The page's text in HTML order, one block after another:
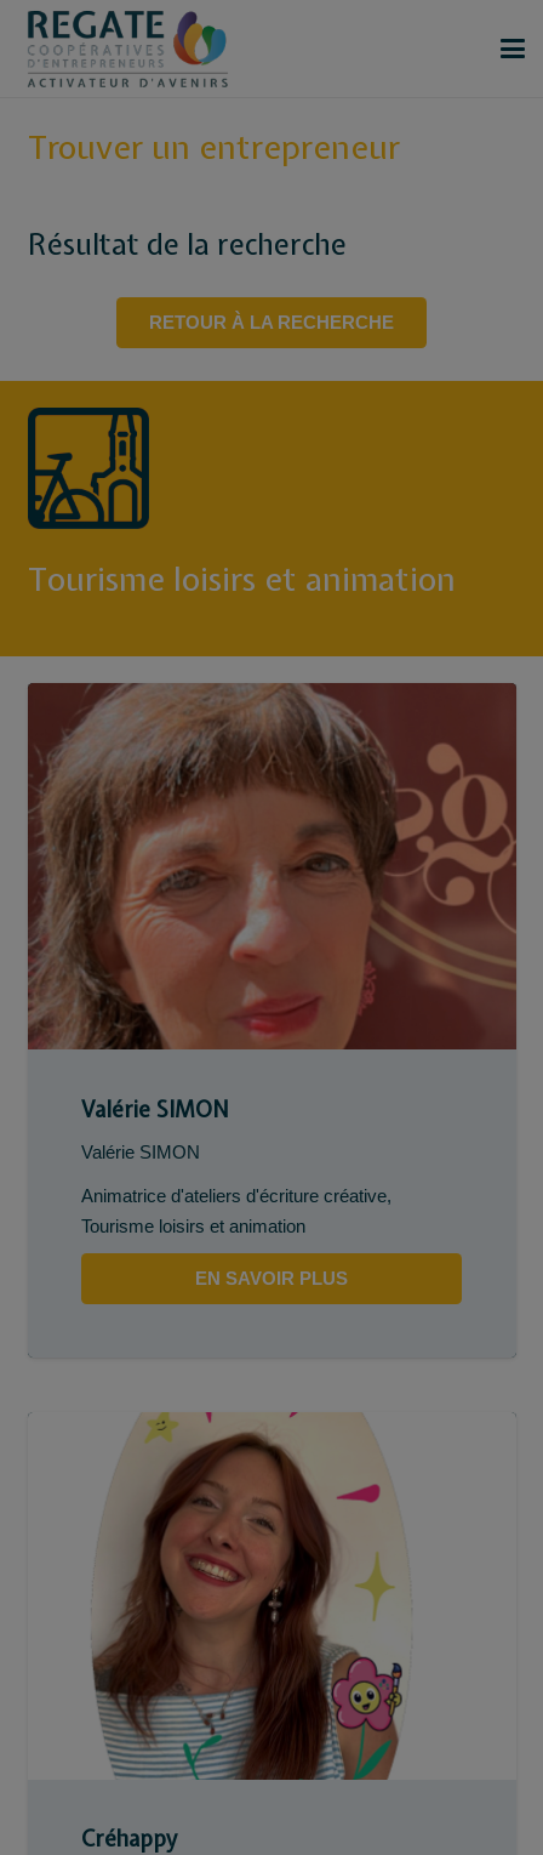
Trouver un entrepreneur
Résultat de la recherche
RETOUR À LA RECHERCHE
Tourisme loisirs et animation
Valérie SIMON
Valérie SIMON
Animatrice d'ateliers d'écriture créative,
Tourisme loisirs et animation
EN SAVOIR PLUS
Créhappy